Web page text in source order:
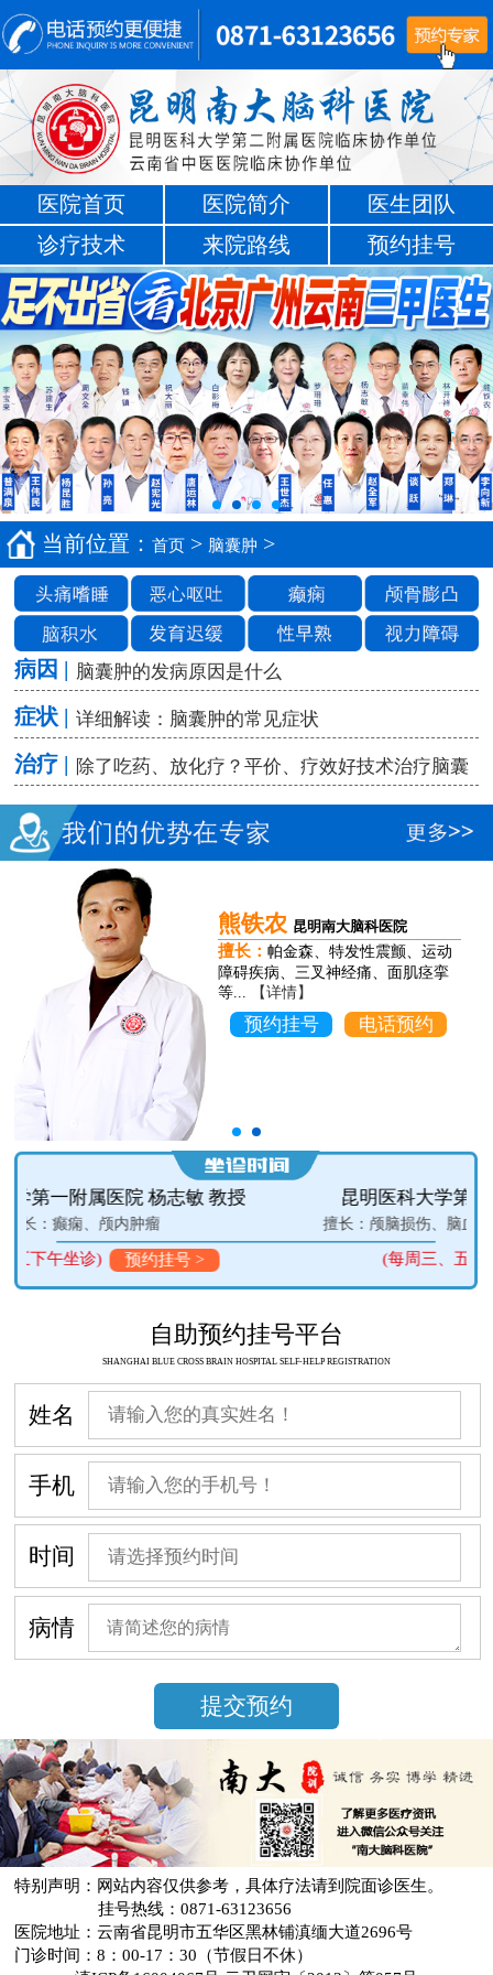
医院首页 医院简介
医生团队
诊疗技术
来院路线 预约挂号
当前位置：首页 > 脑囊肿 >
病因 | 脑囊肿的发病原因是什么
症状 | 详细解读：脑囊肿的常见症状
治疗 | 除了吃药、放化疗？平价、疗效好技术治疗脑囊
熊铁农 昆明南大脑科医院
擅长：帕金森、特发性震颤、运动
障碍疾病、三叉神经痛、面肌痉挛
等...
【详情】
预约挂号 电话预约
昆明医科大学第一附属医院 李向新 主任医师
擅长：颅脑损伤、脑血管病、颅内肿瘤的微创外科手术治疗
(每周三、五上午坐诊) 预约挂号 >
自助预约挂号平台
SHANGHAI BLUE CROSS BRAIN HOSPITAL SELF-HELP REGISTRATION
姓名
手机
时间
病情
特别声明：网站内容仅供参考，具体疗法请到院面诊医生。
挂号热线：0871-63123656
医院地址：云南省昆明市五华区黑林铺滇缅大道2696号
门诊时间：8：00-17：30（节假日不休）